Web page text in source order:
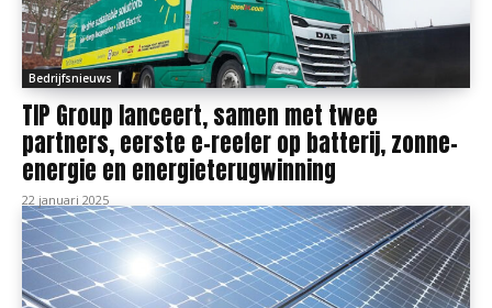
Bedrijfsnieuws
TIP Group lanceert, samen met twee
partners, eerste e-reefer op batterij, zonne-
energie en energieterugwinning
22 januari 2025